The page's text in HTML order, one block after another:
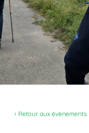
‹ Retour aux évènements